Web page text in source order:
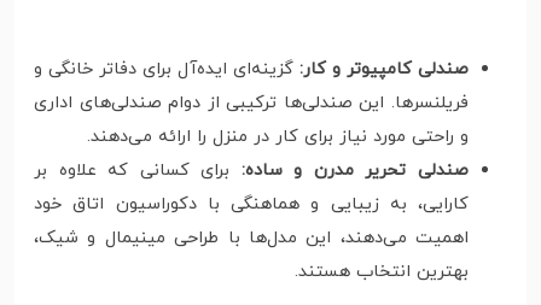
صندلی کامپیوتر و کار: گزینه‌ای ایده‌آل برای دفاتر خانگی و
فریلنسرها. این صندلی‌ها ترکیبی از دوام صندلی‌های اداری
و راحتی مورد نیاز برای کار در منزل را ارائه می‌دهند.
صندلی تحریر مدرن و ساده: برای کسانی که علاوه بر
کارایی، به زیبایی و هماهنگی با دکوراسیون اتاق خود
اهمیت می‌دهند، این مدل‌ها با طراحی مینیمال و شیک،
بهترین انتخاب هستند.